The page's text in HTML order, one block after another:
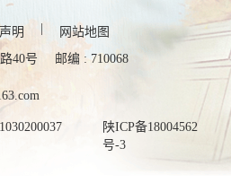
明
网站地图
40号
邮编 : 710068
陕ICP备18004562
号-3